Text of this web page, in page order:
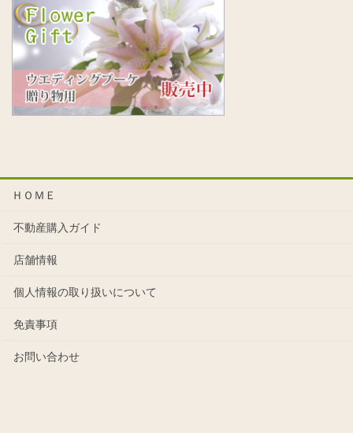
ＨＯＭＥ
不動産購入ガイド
店舗情報
個人情報の取り扱いについて
免責事項
お問い合わせ